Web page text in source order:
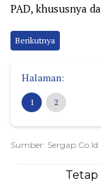
PAD, khususnya
Berikutnya
Halaman:
1 2
Sumber: Sergap.co.id